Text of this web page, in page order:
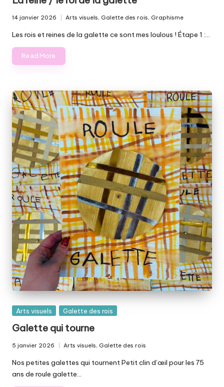
14 janvier 2026
in
Arts visuels, Galette des rois, Graphisme
Les rois et reines de la galette ce sont mes loulous ! Étape 1 :…
Read More
Posted
Arts visuels Galette des rois
Galette qui tourne
5 janvier 2026
Posted
in
Arts visuels, Galette des rois
Nos petites galettes qui tournent Petit clin d’œil pour les 75
ans de roule galette…